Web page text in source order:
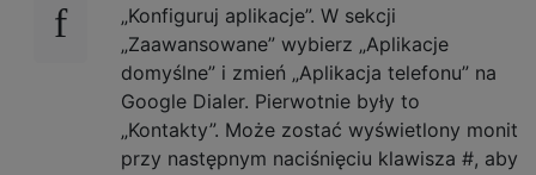
„Konfiguruj aplikacje”. W sekcji
„Zaawansowane” wybierz „Aplikacje
domyślne” i zmień „Aplikacja telefonu” na
Google Dialer. Pierwotnie były to
„Kontakty”. Może zostać wyświetlony monit
przy następnym naciśnięciu klawisza #, aby